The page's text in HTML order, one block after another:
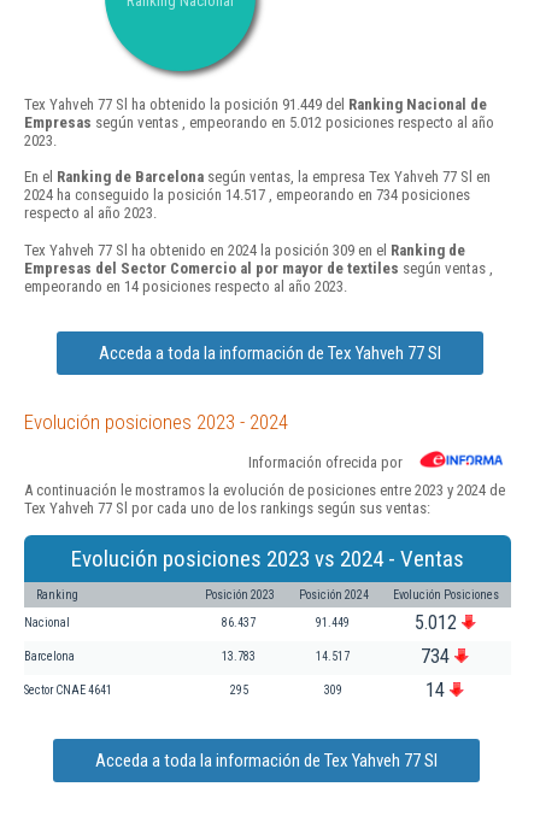
Tex Yahveh 77 Sl ha obtenido la posición 91.449 del Ranking Nacional de
Empresas según ventas , empeorando en 5.012 posiciones respecto al año
2023.
En el Ranking de Barcelona según ventas, la empresa Tex Yahveh 77 Sl en
2024 ha conseguido la posición 14.517 , empeorando en 734 posiciones
respecto al año 2023.
Tex Yahveh 77 Sl ha obtenido en 2024 la posición 309 en el Ranking de
Empresas del Sector Comercio al por mayor de textiles según ventas ,
empeorando en 14 posiciones respecto al año 2023.
Acceda a toda la información de Tex Yahveh 77 Sl
Evolución posiciones 2023 - 2024
Información ofrecida por
A continuación le mostramos la evolución de posiciones entre 2023 y 2024 de
Tex Yahveh 77 Sl por cada uno de los rankings según sus ventas:
Evolución posiciones 2023 vs 2024 - Ventas
Ranking Posición 2023 Posición 2024 Evolución Posiciones
Nacional 86.437 91.449 5.012
Barcelona 13.783 14.517 734
Sector CNAE 4641 295 309 14
Acceda a toda la información de Tex Yahveh 77 Sl